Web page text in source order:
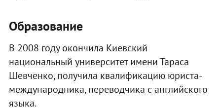
Образование
В 2008 году окончила Киевский
национальный университет имени Тараса
Шевченко, получила квалификацию юриста-
международника, переводчика с английского
языка.